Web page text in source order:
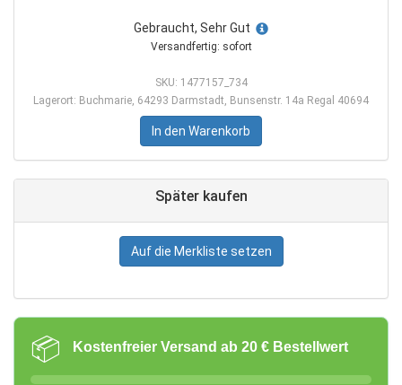
Gebraucht, Sehr Gut
Versandfertig: sofort
SKU: 1477157_734
Lagerort: Buchmarie, 64293 Darmstadt, Bunsenstr. 14a Regal 40694
In den Warenkorb
Später kaufen
Auf die Merkliste setzen
📦 Kostenfreier Versand ab 20 € Bestellwert